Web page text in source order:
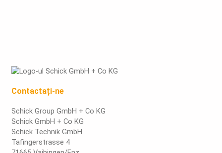
Contactați-ne
Schick Group GmbH + Co KG
Schick GmbH + Co KG
Schick Technik GmbH
Tafingerstrasse 4